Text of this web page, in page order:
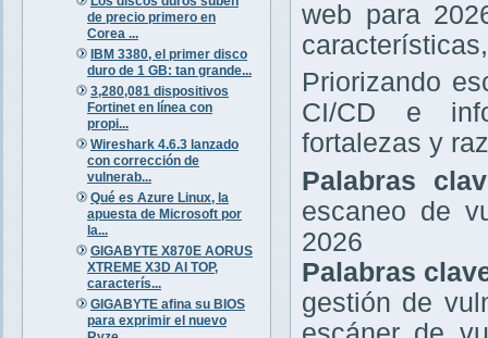
de precio primero en
Corea ...
IBM 3380, el primer disco
duro de 1 GB: tan grande...
3,280,081 dispositivos
Fortinet en línea con
propi...
Wireshark 4.6.3 lanzado
con corrección de
vulnerab...
Qué es Azure Linux, la
apuesta de Microsoft por
la...
GIGABYTE X870E AORUS
XTREME X3D AI TOP,
caracterís...
GIGABYTE afina su BIOS
para exprimir el nuevo
web para
Priorizando
CI/CD e
fortalezas y
Palabras
escaneo de
2026
Palabras
gestión de